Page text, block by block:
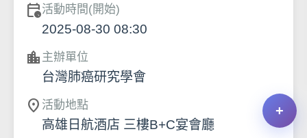
calendar_clock活動時間(開始)
2025-08-30 08:30
location_city 主辦單位
台灣肺癌研究學會
location_on 活動地點
高雄日航酒店 三樓B+C宴會廳